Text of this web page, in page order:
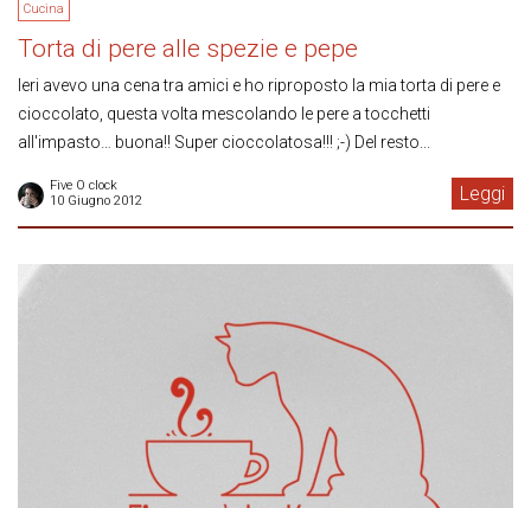
Cucina
Torta di pere alle spezie e pepe
Ieri avevo una cena tra amici e ho riproposto la mia torta di pere e
cioccolato, questa volta mescolando le pere a tocchetti
all'impasto… buona!! Super cioccolatosa!!! ;-) Del resto...
Five O clock
10 Giugno 2012
Leggi